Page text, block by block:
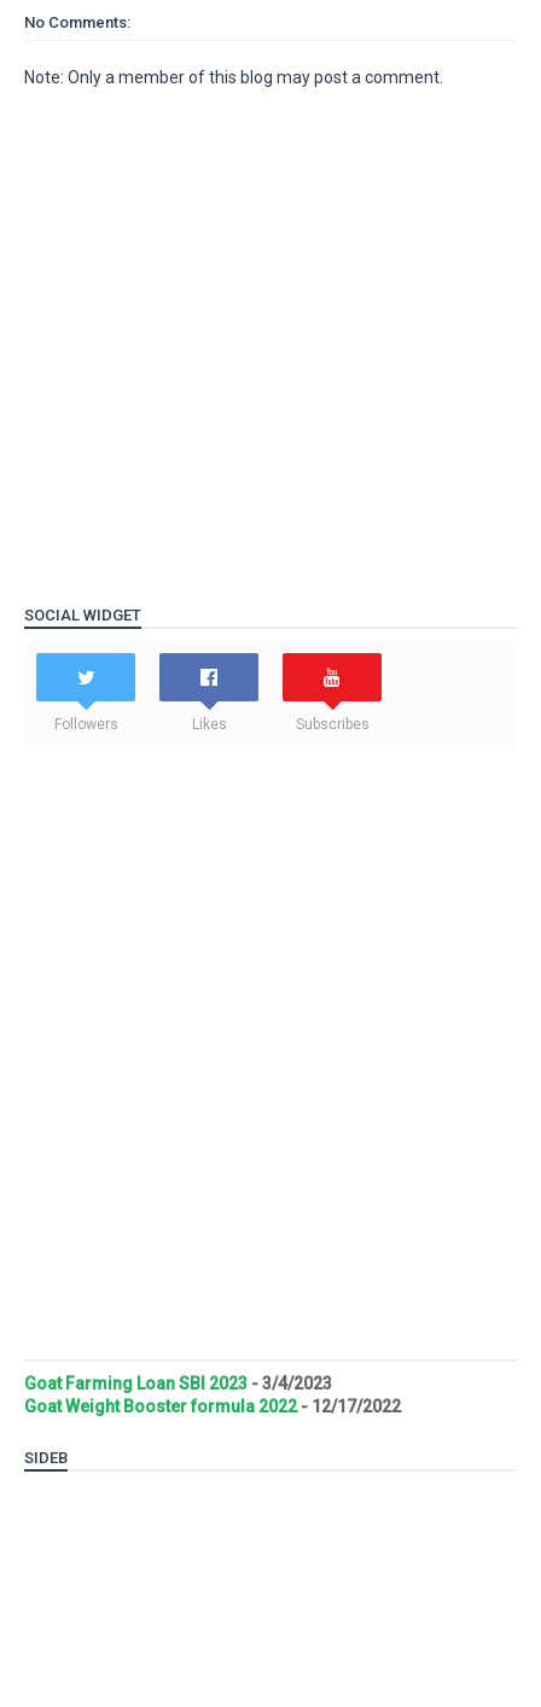
No Comments:
Note: Only a member of this blog may post a comment.
SOCIAL WIDGET
Followers Likes Subscribes
Goat Farming Loan SBI 2023 - 3/4/2023
Goat Weight Booster formula 2022- 12/17/2022
SIDEB